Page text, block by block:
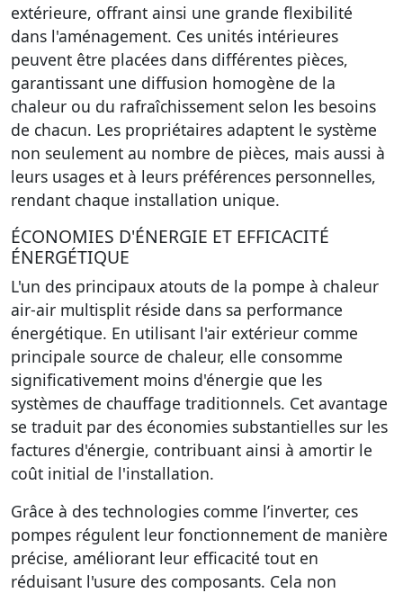
extérieure, offrant ainsi une grande flexibilité
dans l'aménagement. Ces unités intérieures
peuvent être placées dans différentes pièces,
garantissant une diffusion homogène de la
chaleur ou du rafraîchissement selon les besoins
de chacun. Les propriétaires adaptent le système
non seulement au nombre de pièces, mais aussi à
leurs usages et à leurs préférences personnelles,
rendant chaque installation unique.
ÉCONOMIES D'ÉNERGIE ET EFFICACITÉ
ÉNERGÉTIQUE
L'un des principaux atouts de la pompe à chaleur
air-air multisplit réside dans sa performance
énergétique. En utilisant l'air extérieur comme
principale source de chaleur, elle consomme
significativement moins d'énergie que les
systèmes de chauffage traditionnels. Cet avantage
se traduit par des économies substantielles sur les
factures d'énergie, contribuant ainsi à amortir le
coût initial de l'installation.
Grâce à des technologies comme l’inverter, ces
pompes régulent leur fonctionnement de manière
précise, améliorant leur efficacité tout en
réduisant l'usure des composants. Cela non